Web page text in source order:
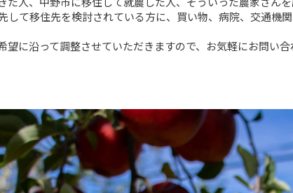
して移住先を検討されている方に、買い物、病院、交通機
望に沿って調整させていただきますので、お気軽にお問い合